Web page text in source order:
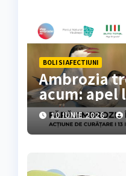
BOLI SI AFECTIUNI
Ambrozia
acum: apel
pentru
în Parcul
Văcărești
10 IUNIE 2026